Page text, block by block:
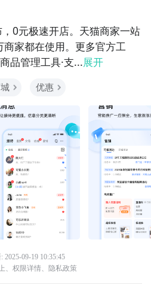
0元极速开店。天猫商家一站
家都在使用。更多官方工
品管理工具·支...展开
优惠
2025-09-19 10:35:45
、 权限详情、 隐私政策